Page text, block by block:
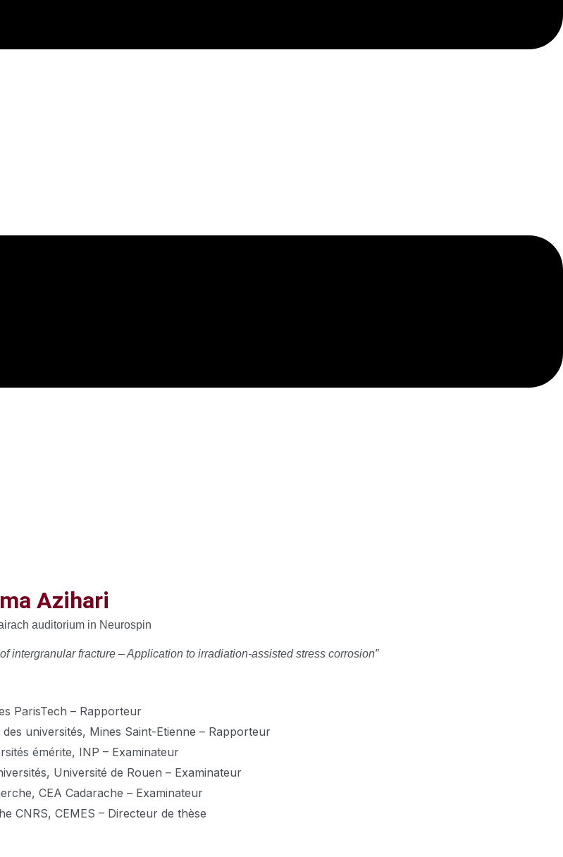
Azihari
auditorium in Neurospin
intergranular fracture – Application to irradiation-assisted stress corrosion”
ParisTech – Rapporteur
universités, Mines Saint-Etienne – Rapporteur
émérite, INP – Examinateur
Université de Rouen – Examinateur
CEA Cadarache – Examinateur
CNRS, CEMES – Directeur de thèse